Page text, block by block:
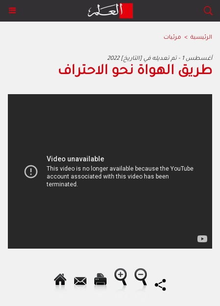
الرئيسية > مرئيات
2022 أغسطس 1 - تم تعديله في [التاريخ]
طريق الهواة نحو الاحتراف